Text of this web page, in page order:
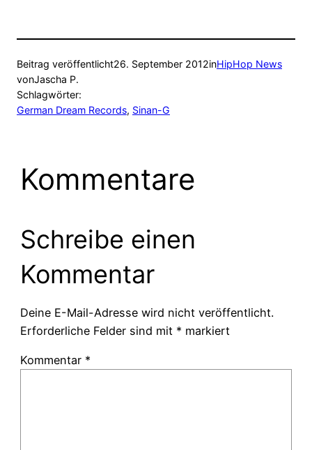
Beitrag veröffentlicht26. September 2012inHipHop News
vonJascha P.
Schlagwörter:
German Dream Records, Sinan-G
Kommentare
Schreibe einen
Kommentar
Deine E-Mail-Adresse wird nicht veröffentlicht.
Erforderliche Felder sind mit * markiert
Kommentar *